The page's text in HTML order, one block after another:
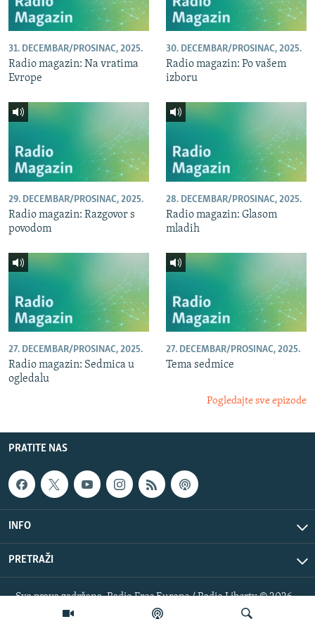
31. DECEMBAR/PROSINAC, 2025.
Radio magazin: Na vratima
Evrope
30. DECEMBAR/PROSINAC, 2025.
Radio magazin: Po vašem
izboru
29. DECEMBAR/PROSINAC, 2025.
Radio magazin: Razgovor s
povodom
28. DECEMBAR/PROSINAC, 2025.
Radio magazin: Glasom
mladih
27. DECEMBAR/PROSINAC, 2025.
Radio magazin: Sedmica u
ogledalu
27. DECEMBAR/PROSINAC, 2025.
Tema sedmice
Pogledajte sve epizode
PRATITE NAS
INFO
PRETRAŽI
Sva prava zadržana. Radio Free Europe / Radio Liberty © 2026
RFE/RL, Inc.